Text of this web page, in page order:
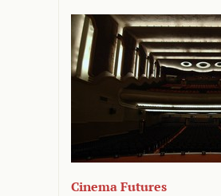
Cinema Futures